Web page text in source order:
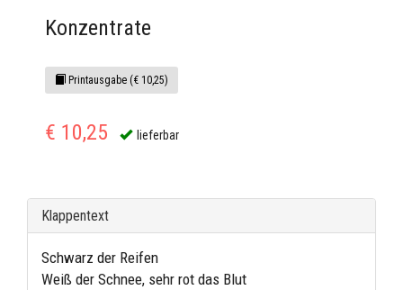
Konzentrate
Printausgabe (€ 10,25)
€ 10,25 lieferbar
Klappentext
Schwarz der Reifen
Weiß der Schnee, sehr rot das Blut